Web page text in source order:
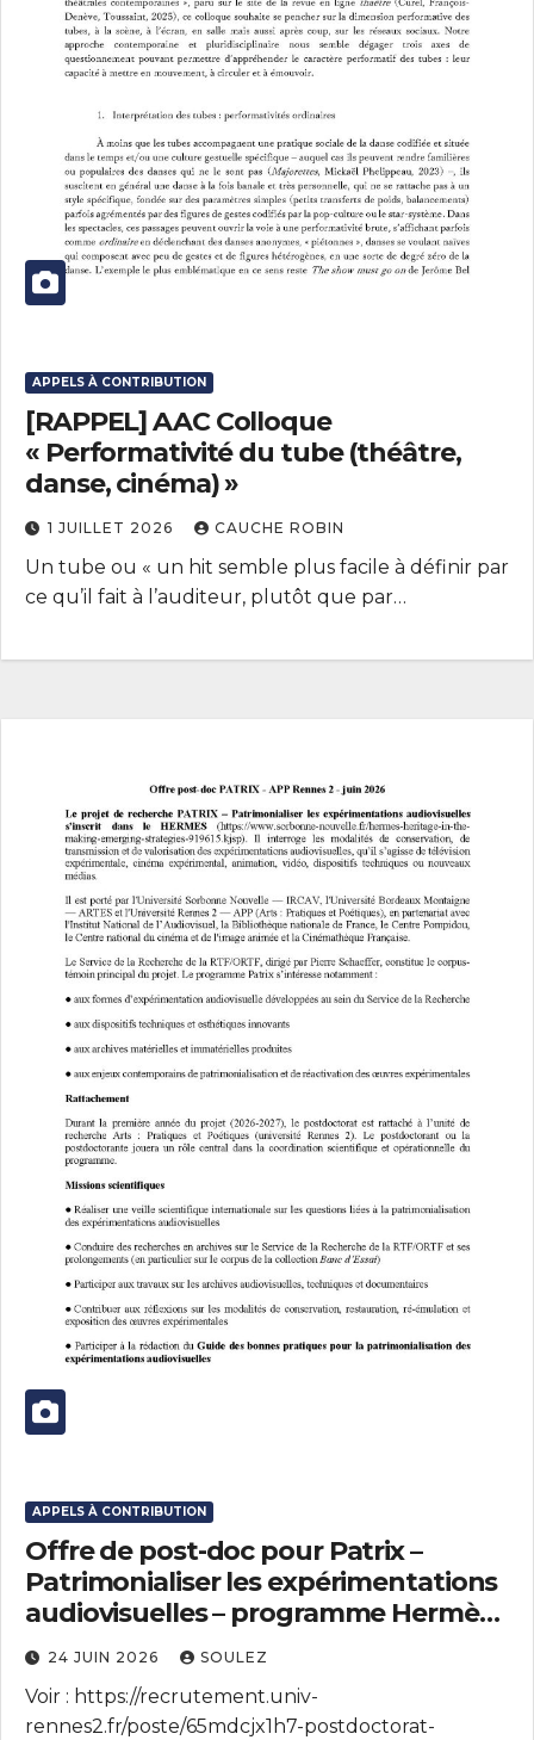
APPELS À CONTRIBUTION
[RAPPEL] AAC Colloque
« Performativité du tube (théâtre,
danse, cinéma) »
1 JUILLET 2026 CAUCHE ROBIN
Un tube ou « un hit semble plus facile à définir par
ce qu’il fait à l’auditeur, plutôt que par…
APPELS À CONTRIBUTION
Offre de post-doc pour Patrix –
Patrimonialiser les expérimentations
audiovisuelles – programme Hermès
– Date-butoir candidature 29 juin
2026
24 JUIN 2026 SOULEZ
Voir : https://recrutement.univ-
rennes2.fr/poste/65mdcjx1h7-postdoctorat-